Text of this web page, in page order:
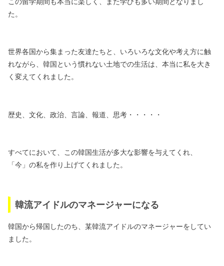
この留学期間も本当に楽しく、また学びも多い期間となりまし
た。
世界各国から集まった友達たちと、いろいろな文化や考え方に触
れながら、 韓国という慣れない土地での生活は、本当に私を大き
く変えてくれました。
歴史、文化、政治、言論、報道、思考・・・・・
すべてにおいて、この韓国生活が多大な影響を与えてくれ、
「今」の私を作り上げてくれました。
韓流アイドルのマネージャーになる
韓国から帰国したのち、某韓流アイドルのマネージャーをしてい
ました。